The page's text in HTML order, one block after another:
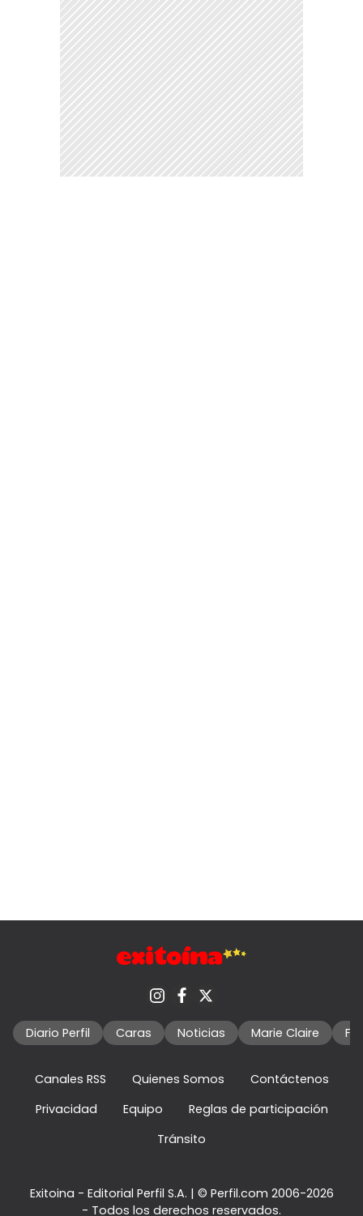
Diario Perfil Caras Noticias Marie Claire
Canales RSS Quienes Somos
Contáctenos
Privacidad
Equipo
Reglas de participación
Tránsito
Exitoina - Editorial Perfil S.A. | © Perfil.com 2006-2026
- Todos los derechos reservados.